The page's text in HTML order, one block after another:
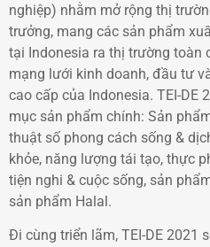
nghiệp) nhằm mở rộng thị
trưởng, mang các sản phẩm
tại Indonesia ra thị trường toàn
mạng lưới kinh doanh, đầu tư
cao cấp của Indonesia. TEI-DE
mục sản phẩm chính: Sản
thuật số phong cách sống &
khỏe, năng lượng tái tạo, thực
tiện nghi & cuộc sống, sản
sản phẩm Halal.
Đi cùng triển lãm, TEI-DE 2021